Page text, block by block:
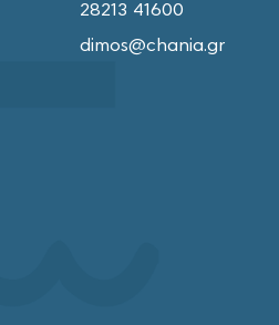
28213 41600
dimos@chania.gr